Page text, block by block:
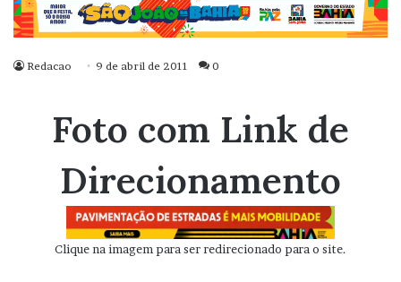
Redacao 9 de abril de 2011 0
Foto com Link de
Direcionamento
Clique na imagem para ser redirecionado para o site.